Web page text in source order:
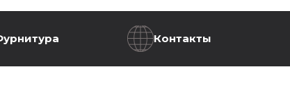
Контакты